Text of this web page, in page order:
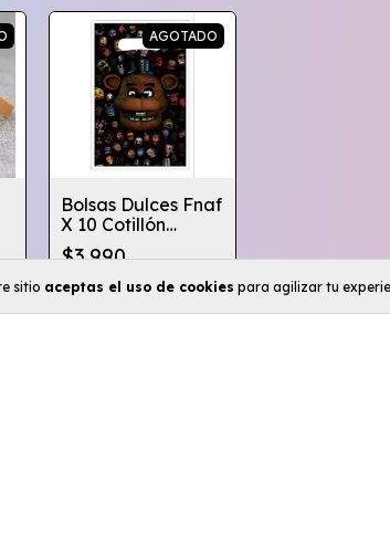
sitio aceptas el uso de cookies para agilizar tu
AGOTADO
Bolsas Dulces Fnaf
X 10 Cotillón
Cumpleaños
$3.990